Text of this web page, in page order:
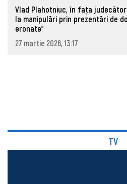
Vlad Plahotniuc, în fața
la manipulări prin prezentări de
eronate"
27 martie 2026, 13:17
TV